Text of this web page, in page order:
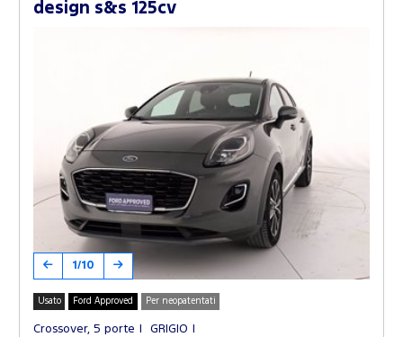
design s&s 125cv
1/10
Usato Ford Approved Per neopatentati
Crossover, 5 porte
GRIGIO